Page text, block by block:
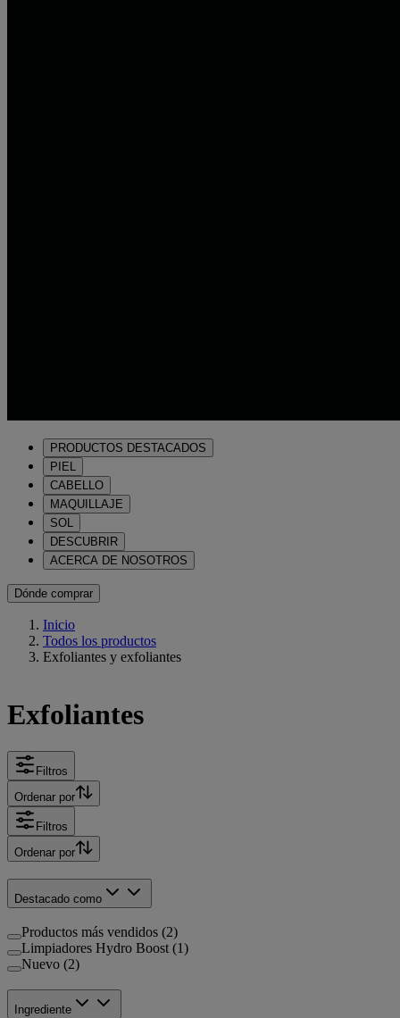
PRODUCTOS DESTACADOS
PIEL
CABELLO
MAQUILLAJE
SOL
DESCUBRIR
ACERCA DE NOSOTROS
Dónde comprar
Inicio
Todos los productos
Exfoliantes y exfoliantes
Exfoliantes
Filtros
Ordenar por
Filtros
Ordenar por
Destacado como
Productos más vendidos (2)
Limpiadores Hydro Boost (1)
Nuevo (2)
Ingrediente